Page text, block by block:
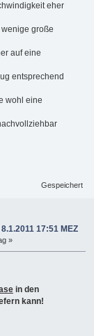
eher
große
auf eine
entsprechend
wohl eine
Gespeichert
17:51 MEZ
»
in den
kann!